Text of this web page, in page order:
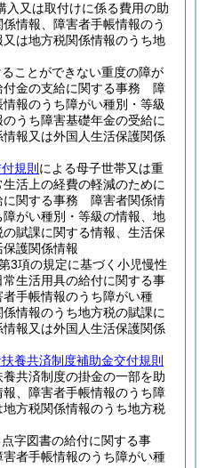
入又は取付けに係る費用の助
情報、障害者手帳情報のう
は地方税関係情報のうち地
ことができない重度の障が
付金の支給に関する事務 障
報のうち障がい種別・等級
うち障害基礎年金の受給に
報又は外国人生活保護関係
規則 による母子世帯又は重
活上の経費の軽減のために
に関する事務 障害者関係情
がい種別・等級の情報、地
賦課に関する情報、生活保
護関係情報
3項の規定に基づく小児慢性
生活用具の給付に関する事
手帳情報のうち障がい種
情報のうち地方税の賦課に
報又は外国人生活保護関係
養共済制度補助金交付規則
共済制度の掛金の一部を助
、障害者手帳情報のうち障
方税関係情報のうち地方税
字図書の給付に関する事
者手帳情報のうち障がい種